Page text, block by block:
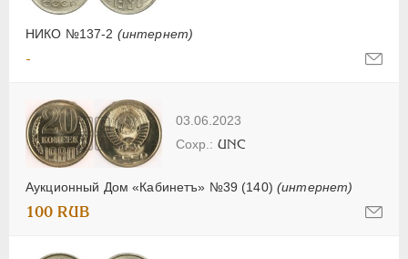
НИКО №137-2 (интернет)
-
03.06.2023
Аукционный Дом «Кабинетъ» №39 (140)(интернет)
UNC
100 RUB